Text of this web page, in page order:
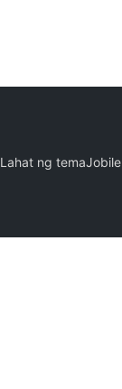
Lahat ng temaJobile